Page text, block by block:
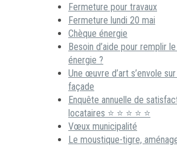
Fermeture pour travaux
Fermeture lundi 20 mai
Chèque énergie
Besoin d’aide pour remplir
énergie ?
Une œuvre d’art s’envole sur
façade
Enquête annuelle de
locataires ⭐ ⭐ ⭐ ⭐ ⭐
Vœux municipalité
Le moustique-tigre,